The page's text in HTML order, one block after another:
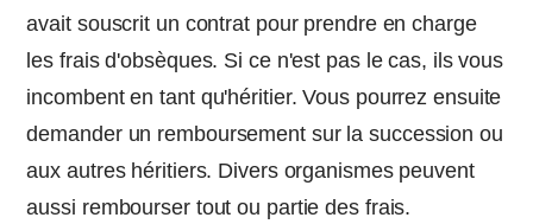
avait souscrit un contrat pour prendre en charge
les frais d'obsèques. Si ce n'est pas le cas, ils vous
incombent en tant qu'héritier. Vous pourrez ensuite
demander un remboursement sur la succession ou
aux autres héritiers. Divers organismes peuvent
aussi rembourser tout ou partie des frais.